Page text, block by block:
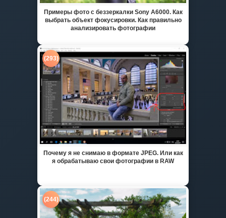
Примеры фото с беззеркалки Sony A6000. Как
выбрать объект фокусировки. Как правильно
анализировать фотографии
(293)
Почему я не снимаю в формате JPEG. Или как
я обрабатываю свои фотографии в RAW
(244)